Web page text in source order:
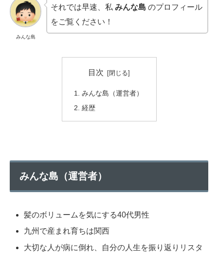
みんな島
それでは早速、私みんな島 のプロフィール
をご覧ください！
目次
みんな島（運営者）
経歴
みんな島（運営者）
髪のボリュームを気にする40代男性
九州で産まれ育ちは関西
大切な人が病に倒れ、自分の人生を振り返りリスタ